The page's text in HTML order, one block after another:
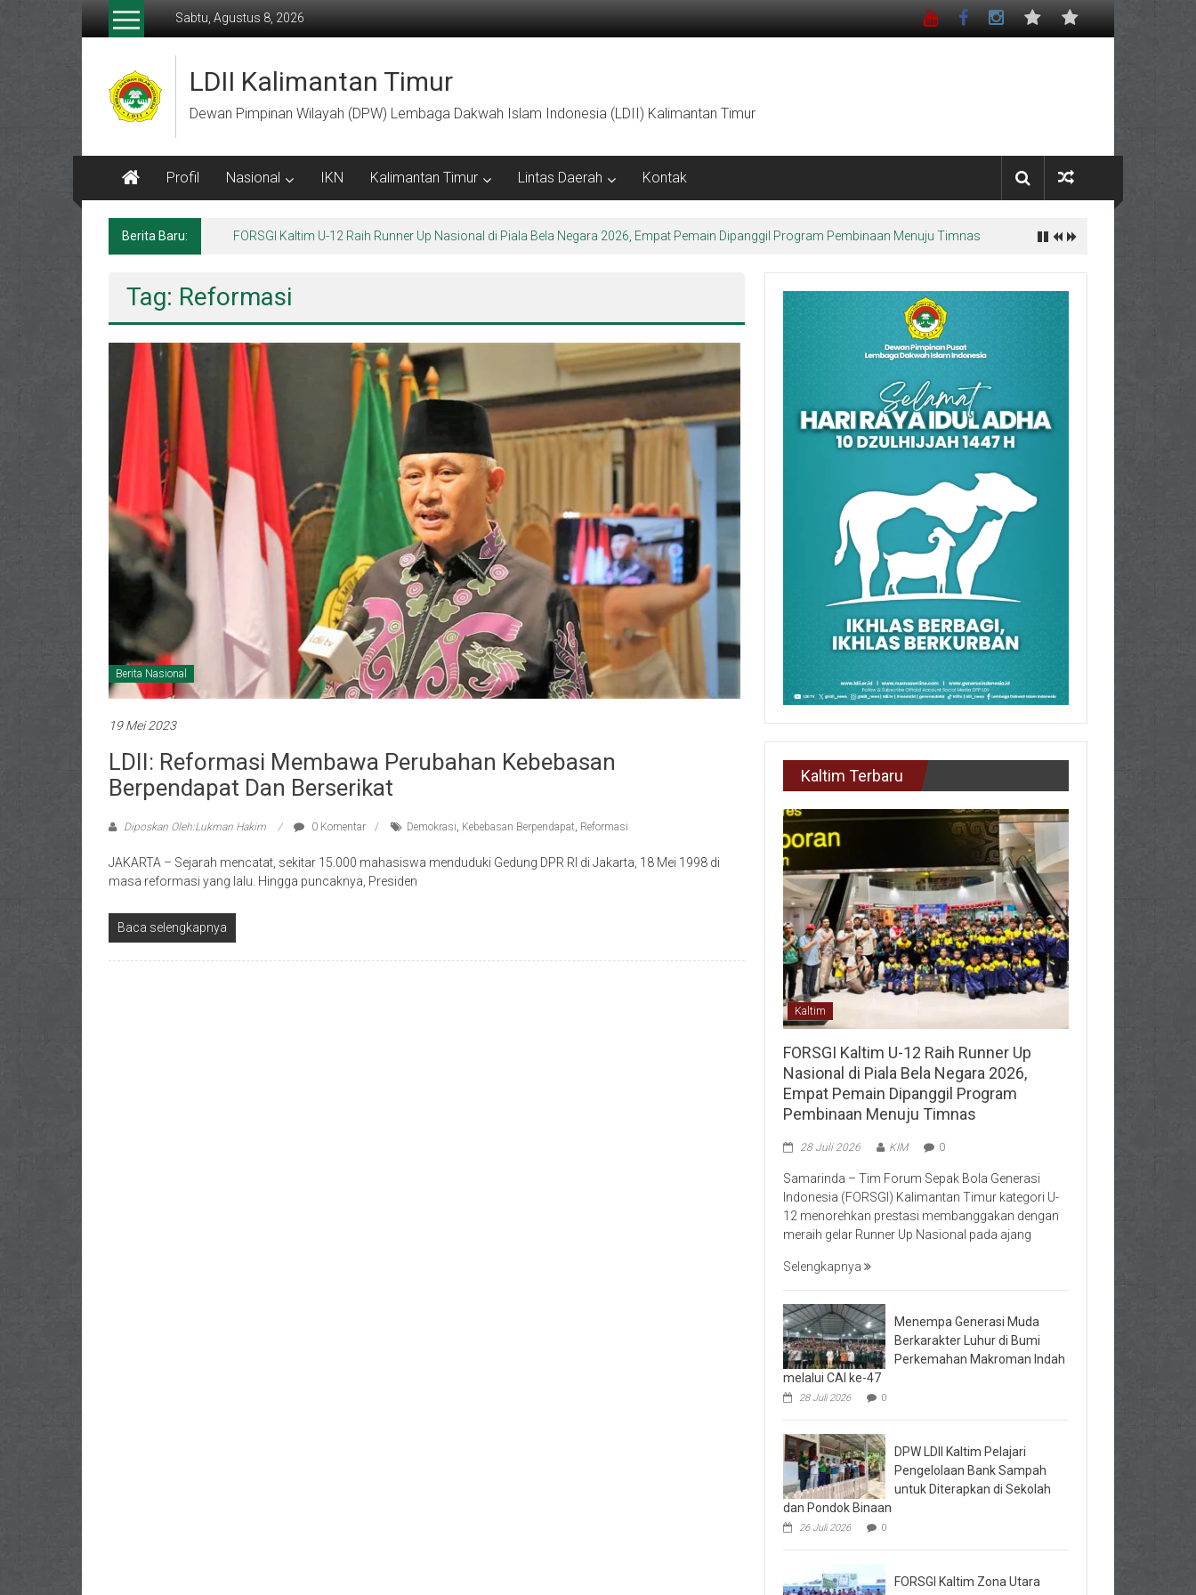
Lompat
Sabtu, Agustus 8, 2026
LDII Kalimantan Timur
Dewan Pimpinan Wilayah (DPW) Lembaga Dakwah Islam Indonesia (LDII) Kalimantan Timur
Profil Nasional IKN Kalimantan Timur Lintas Daerah Kontak
Berita Baru: FORSGI Kaltim U-12 Raih Runner Up Nasional di Piala Bela Negara 2026, Empat Pemain Dipanggil Program Pembinaan Menuju Timnas
Tag: Reformasi
Berita Nasional
19 Mei 2023
LDII: Reformasi Membawa Perubahan Kebebasan
Berpendapat Dan Berserikat
Diposkan Oleh:Lukman Hakim 0 Komentar Demokrasi, Kebebasan Berpendapat, Reformasi
JAKARTA – Sejarah mencatat, sekitar 15.000 mahasiswa menduduki Gedung DPR RI di Jakarta, 18 Mei 1998 di
masa reformasi yang lalu. Hingga puncaknya, Presiden
Baca selengkapnya
Kaltim Terbaru
Kaltim
FORSGI Kaltim U-12 Raih Runner Up
Nasional di Piala Bela Negara 2026,
Empat Pemain Dipanggil Program
Pembinaan Menuju Timnas
28 Juli 2026 KIM 0
Samarinda – Tim Forum Sepak Bola Generasi
Indonesia (FORSGI) Kalimantan Timur kategori U-
12 menorehkan prestasi membanggakan dengan
meraih gelar Runner Up Nasional pada ajang
Selengkapnya
Menempa Generasi Muda
Berkarakter Luhur di Bumi
Perkemahan Makroman Indah
melalui CAI ke-47
28 Juli 2026 0
DPW LDII Kaltim Pelajari
Pengelolaan Bank Sampah
untuk Diterapkan di Sekolah
dan Pondok Binaan
26 Juli 2026 0
FORSGI Kaltim Zona Utara